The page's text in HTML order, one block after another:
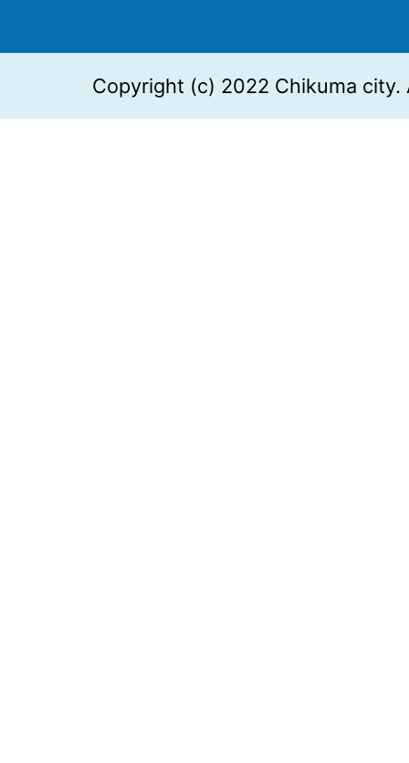
Copyright (c) 2022 Chikuma city.